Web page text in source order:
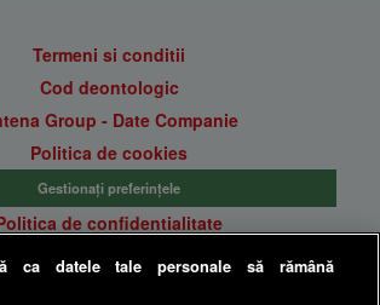
Termeni si conditii
Cod deontologic
Group - Date Companie
Politica de cookies
Gestionați preferințele
de confidentialitate
gratuite pe Lajumate.ro
ca datele tale personale să rămână